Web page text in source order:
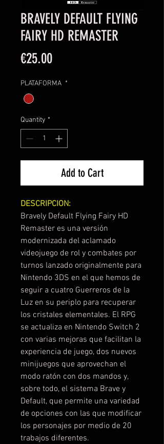
BRAVELY DEFAULT FLYING
FAIRY HD REMASTER
€25.00Price
PLATAFORMA *
Quantity *
Add to Cart
DESCRIPCION:
Bravely Default Flying Fairy HD
Remaster es una versión
modernizada del aclamado
videojuego de rol y combates por
turnos lanzado originalmente para
Nintendo 3DS en el que hemos de
seguir a cuatro Guerreros de la
Luz en su periplo para recuperar
los cristales elementales. El RPG
se actualiza en Nintendo Switch 2
con varias mejoras que facilitan la
experiencia de juego, dos nuevos
minijuegos que aprovechan el
modo ratón con dos mandos y,
sobre todo, el sistema Brave y
Default, que permite una variedad
de opciones con las que modificar
los personajes por medio de 20
trabajos diferentes.